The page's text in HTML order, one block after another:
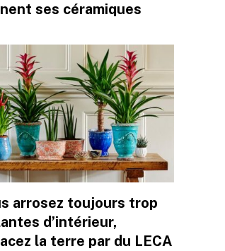
ses céramiques
arrosez toujours trop
d’intérieur,
la terre par du LECA